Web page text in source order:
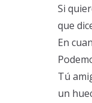
Si
que
En
Tú
un